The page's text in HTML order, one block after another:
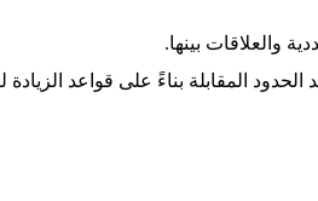
والعلاقات بينها.
المقابلة بناءً على قواعد